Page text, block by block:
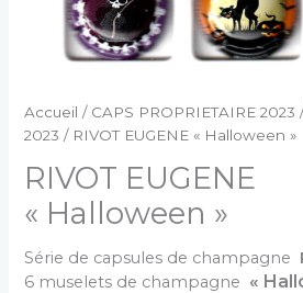
Accueil / CAPS PROPRIETAIRE 2023
2023 / RIVOT EUGENE « Halloween »
RIVOT EUGENE
« Halloween »
Série de capsules de champagne
6 muselets de champagne «